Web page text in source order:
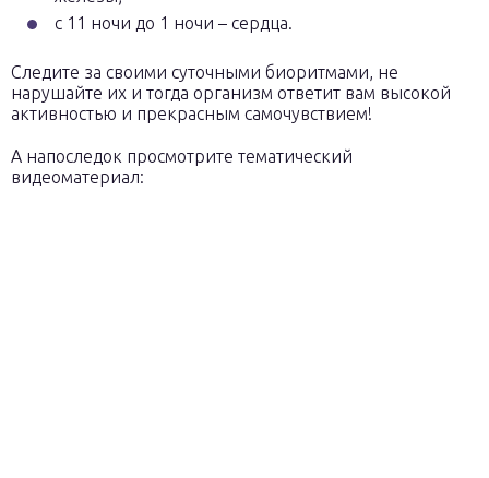
с 11 ночи до 1 ночи – сердца.
Следите за своими суточными биоритмами, не
нарушайте их и тогда организм ответит вам высокой
активностью и прекрасным самочувствием!
А напоследок просмотрите тематический
видеоматериал: